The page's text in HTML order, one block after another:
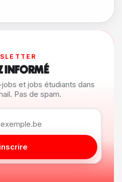
INFORMÉ
et jobs étudiants dans
Pas de spam.